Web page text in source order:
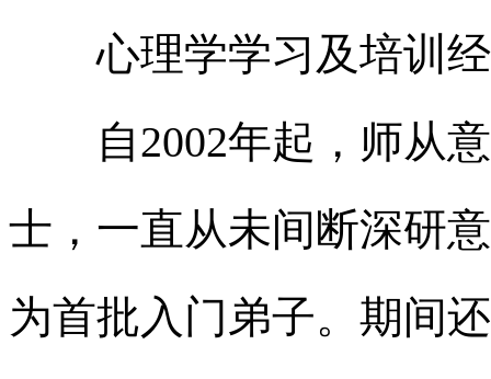
心理学学习及培训
自2002年起，师从
士，一直从未间断深研
为首批入门弟子。期间